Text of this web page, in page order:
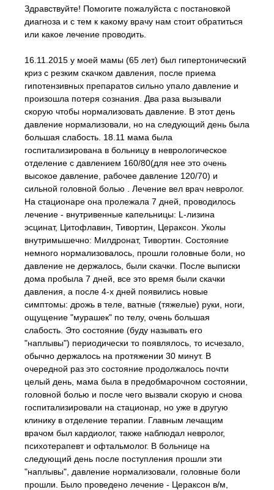
Здравствуйте! Помогите пожалуйста с постановкой
диагноза и с тем к какому врачу нам стоит обратиться
или какое лечение проводить.
16.11.2015 у моей мамы (65 лет) был гипертонический
криз с резким скачком давления, после приема
гипотензивных препаратов сильно упало давление и
произошла потеря сознания. Два раза вызывали
скорую чтобы нормализовать давление. В этот день
давление нормализовали, но на следующий день была
большая слабость. 18.11 мама была
госпитализирована в больницу в неврологическое
отделение с давлением 160/80(для нее это очень
высокое давление, рабочее давление 120/70) и
сильной головной болью . Лечение вел врач невролог.
На стационаре она пролежала 7 дней, проводилось
лечение - внутривенные капельницы: L-лизина
эсцинат, Цитофлавин, Тивортин, Цераксон. Уколы
внутримышечно: Милдронат, Тивортин. Состояние
немного нормализовалось, прошли головные боли, но
давление не держалось, были скачки. После выписки
дома пробыла 7 дней, все это время были скачки
давления, а после 4-х дней появились новые
симптомы: дрожь в теле, ватные (тяжелые) руки, ноги,
ощущение "мурашек" по телу, очень большая
слабость. Это состояние (буду называть его
"наплывы") периодически то появлялось, то исчезало,
обычно держалось на протяжении 30 минут. В
очередной раз это состояние продолжалось почти
целый день, мама была в предобмарочном состоянии,
головной болью и после чего вызвали скорую и снова
госпитализировали на стационар, но уже в другую
клинику в отделение терапии. Главным лечащим
врачом был кардиолог, также наблюдал невролог,
психотерапевт и офтальмолог. В больнице на
следующий день после поступления прошли эти
"наплывы", давление нормализовали, головные боли
прошли. Было проведено лечение - Цераксон в/м,